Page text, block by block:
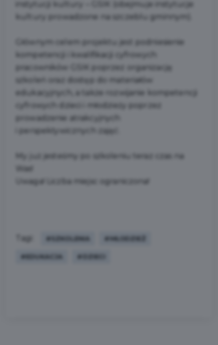
instytucji kultury – GSIK (obejmuje instytucje
kultury prowadzone na szczeblu gminnym).
Głównym celem projektu jest podniesienie
kompetencji i kwalifikacji cyfrowych
pracowników GSIK poprzez organizację
szkoleń oraz dostęp do materiałów
edukacyjnych, a także rozwijanie kompetencji
cyfrowych dzieci i młodzieży poprzez
prowadzenie atrakcyjnych
i perspektywicznych zajęć.
My już jesteśmy po szkoleniu teraz czas na
Was!
Uwaga! Liczba miejsc ograniczona!
Tagi: #SZKOLENIA #MŁODZIEŻ
#EDUKACJA #DZIECI